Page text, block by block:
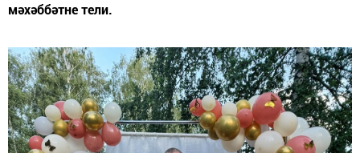
мәхәббәтне тели.